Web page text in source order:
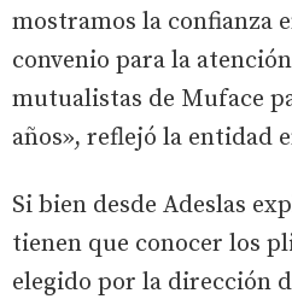
mostramos la confianza
convenio para la
mutualistas de Muface
años», reflejó la entidad
Si bien desde Adeslas
tienen que conocer los
elegido por la dirección